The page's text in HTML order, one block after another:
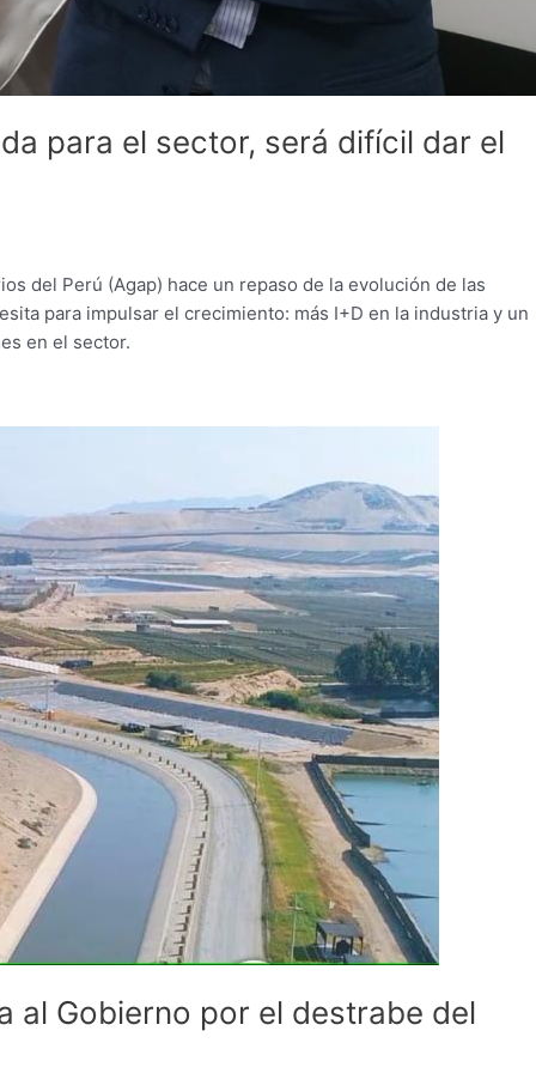
para el sector, será difícil dar el
del Perú (Agap) hace un repaso de la evolución de las
para impulsar el crecimiento: más I+D en la industria y un
en el sector.
al Gobierno por el destrabe del